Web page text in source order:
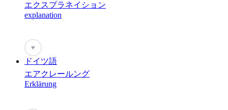
エクスプラネイション
explanation
♥
ドイツ語
エアクレールング
Erklärung